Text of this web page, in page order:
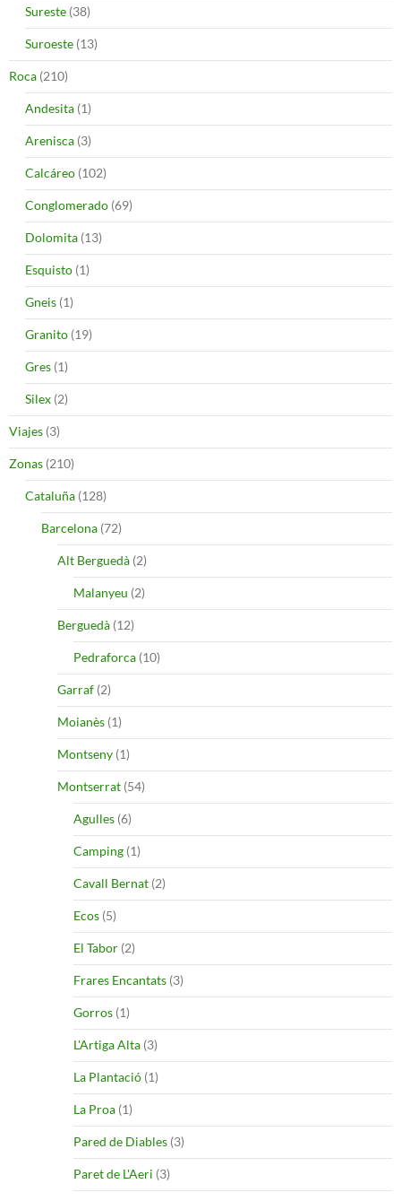
Sureste (38)
Suroeste (13)
Roca (210)
Andesita (1)
Arenisca (3)
Calcáreo (102)
Conglomerado (69)
Dolomita (13)
Esquisto (1)
Gneis (1)
Granito (19)
Gres (1)
Silex (2)
Viajes (3)
Zonas (210)
Cataluña (128)
Barcelona (72)
Alt Berguedà (2)
Malanyeu (2)
Berguedà (12)
Pedraforca (10)
Garraf (2)
Moianès (1)
Montseny (1)
Montserrat (54)
Agulles (6)
Camping (1)
Cavall Bernat (2)
Ecos (5)
El Tabor (2)
Frares Encantats (3)
Gorros (1)
L'Artiga Alta (3)
La Plantació (1)
La Proa (1)
Pared de Diables (3)
Paret de L'Aeri (3)